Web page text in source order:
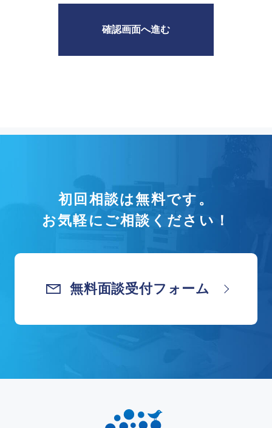
確認画面へ進む
初回相談は無料です。
お気軽にご相談ください！
無料面談受付フォーム